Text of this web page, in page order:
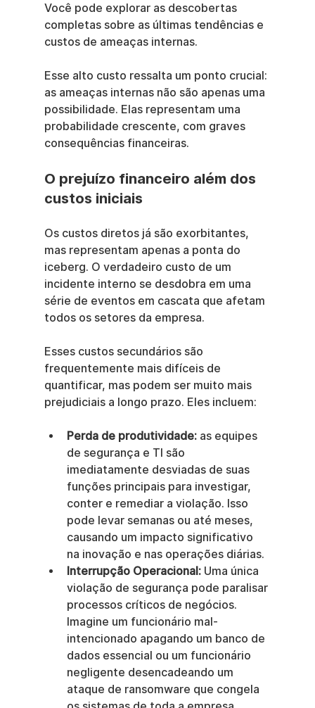
Você pode explorar as descobertas
completas sobre as últimas tendências e
custos de ameaças internas.
Esse alto custo ressalta um ponto crucial:
as ameaças internas não são apenas uma
possibilidade. Elas representam uma
probabilidade crescente, com graves
consequências financeiras.
O prejuízo financeiro além dos
custos iniciais
Os custos diretos já são exorbitantes,
mas representam apenas a ponta do
iceberg. O verdadeiro custo de um
incidente interno se desdobra em uma
série de eventos em cascata que afetam
todos os setores da empresa.
Esses custos secundários são
frequentemente mais difíceis de
quantificar, mas podem ser muito mais
prejudiciais a longo prazo. Eles incluem:
Perda de produtividade: as equipes
de segurança e TI são
imediatamente desviadas de suas
funções principais para investigar,
conter e remediar a violação. Isso
pode levar semanas ou até meses,
causando um impacto significativo
na inovação e nas operações diárias.
Interrupção Operacional: Uma única
violação de segurança pode paralisar
processos críticos de negócios.
Imagine um funcionário mal-
intencionado apagando um banco de
dados essencial ou um funcionário
negligente desencadeando um
ataque de ransomware que congela